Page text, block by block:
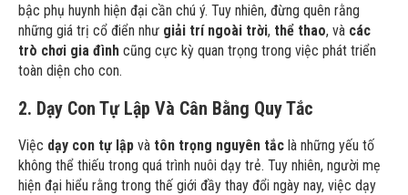
bậc phụ huynh hiện đại cần chú ý. Tuy nhiên, đừng quên rằng
những giá trị cổ điển như giải trí ngoài trời, thể thao, và các
trò chơi gia đình cũng cực kỳ quan trọng trong việc phát triển
toàn diện cho con.
2. Dạy Con Tự Lập Và Cân Bằng Quy Tắc
Việc dạy con tự lập và tôn trọng nguyên tắc là những yếu tố
không thể thiếu trong quá trình nuôi dạy trẻ. Tuy nhiên, người mẹ
hiện đại hiểu rằng trong thế giới đầy thay đổi ngày nay, việc dạy